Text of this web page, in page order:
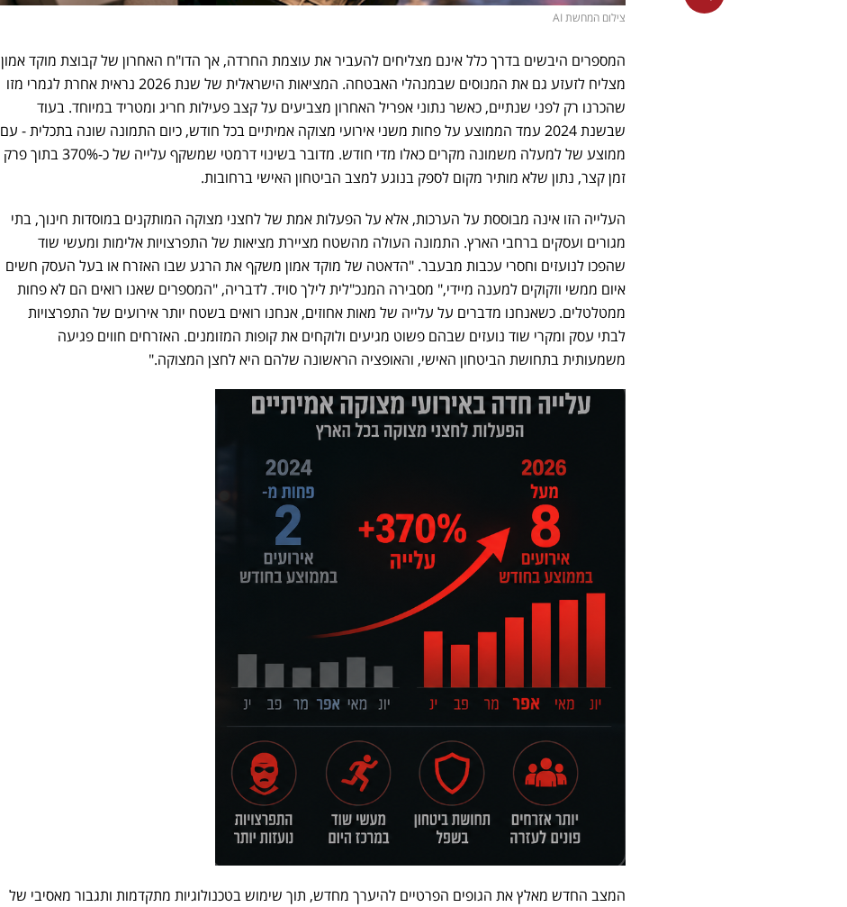
צילום המחשת AI
המספרים היבשים בדרך כלל אינם מצליחים להעביר את עוצמת החרדה, אך הדו"ח האחרון של קבוצת מוקד אמון
מצליח לזעזע גם את המנוסים שבמנהלי האבטחה. המציאות הישראלית של שנת 2026 נראית אחרת לגמרי מזו
שהכרנו רק לפני שנתיים, כאשר נתוני אפריל האחרון מצביעים על קצב פעילות חריג ומטריד במיוחד. בעוד
שבשנת 2024 עמד הממוצע על פחות משני אירועי מצוקה אמיתיים בכל חודש, כיום התמונה שונה בתכלית - עם
ממוצע של למעלה משמונה מקרים כאלו מדי חודש. מדובר בשינוי דרמטי שמשקף עלייה של כ-370% בתוך פרק
זמן קצר, נתון שלא מותיר מקום לספק בנוגע למצב הביטחון האישי ברחובות.
העלייה הזו אינה מבוססת על הערכות, אלא על הפעלות אמת של לחצני מצוקה המותקנים במוסדות חינוך, בתי
מגורים ועסקים ברחבי הארץ. התמונה העולה מהשטח מציירת מציאות של התפרצויות אלימות ומעשי שוד
שהפכו לנועזים וחסרי עכבות מבעבר. "הדאטה של מוקד אמון משקף את הרגע שבו האזרח או בעל העסק חשים
איום ממשי וזקוקים למענה מיידי," מסבירה המנכ"לית לילך סויד. לדבריה, "המספרים שאנו רואים הם לא פחות
ממטלטלים. כשאנחנו מדברים על עלייה של מאות אחוזים, אנחנו רואים בשטח יותר אירועים של התפרצויות
לבתי עסק ומקרי שוד נועזים שבהם פשוט מגיעים ולוקחים את קופות המזומנים. האזרחים חווים פגיעה
משמעותית בתחושת הביטחון האישי, והאופציה הראשונה שלהם היא לחצן המצוקה."
המצב החדש מאלץ את הגופים הפרטיים להיערך מחדש, תוך שימוש בטכנולוגיות מתקדמות ותגבור מאסיבי של